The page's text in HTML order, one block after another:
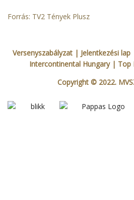
Forrás: TV2 Tények Plusz
Versenyszabályzat| Jelentkezési lap
Intercontinental Hungary| Top
Copyright © 2022.